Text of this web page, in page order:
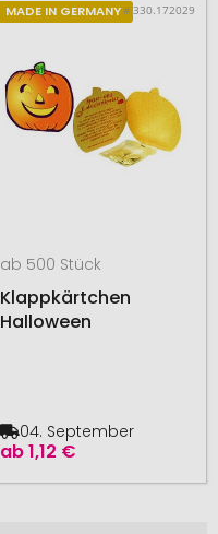
MADE IN GERMANY# 330.172029
ab 500 Stück
Klappkärtchen
Halloween
ab1,12 €
04. September